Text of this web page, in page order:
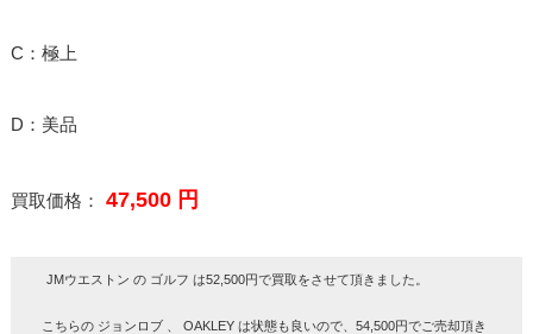
C：極上
D：美品
買取価格： 47,500 円
JMウエストン の ゴルフ は52,500円で買取をさせて頂きました。
こちらの ジョンロブ 、 OAKLEY は状態も良いので、54,500円でご売却頂き